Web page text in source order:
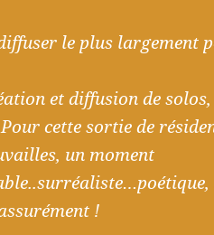
le plus largement
et diffusion de
cette sortie de
un moment
!